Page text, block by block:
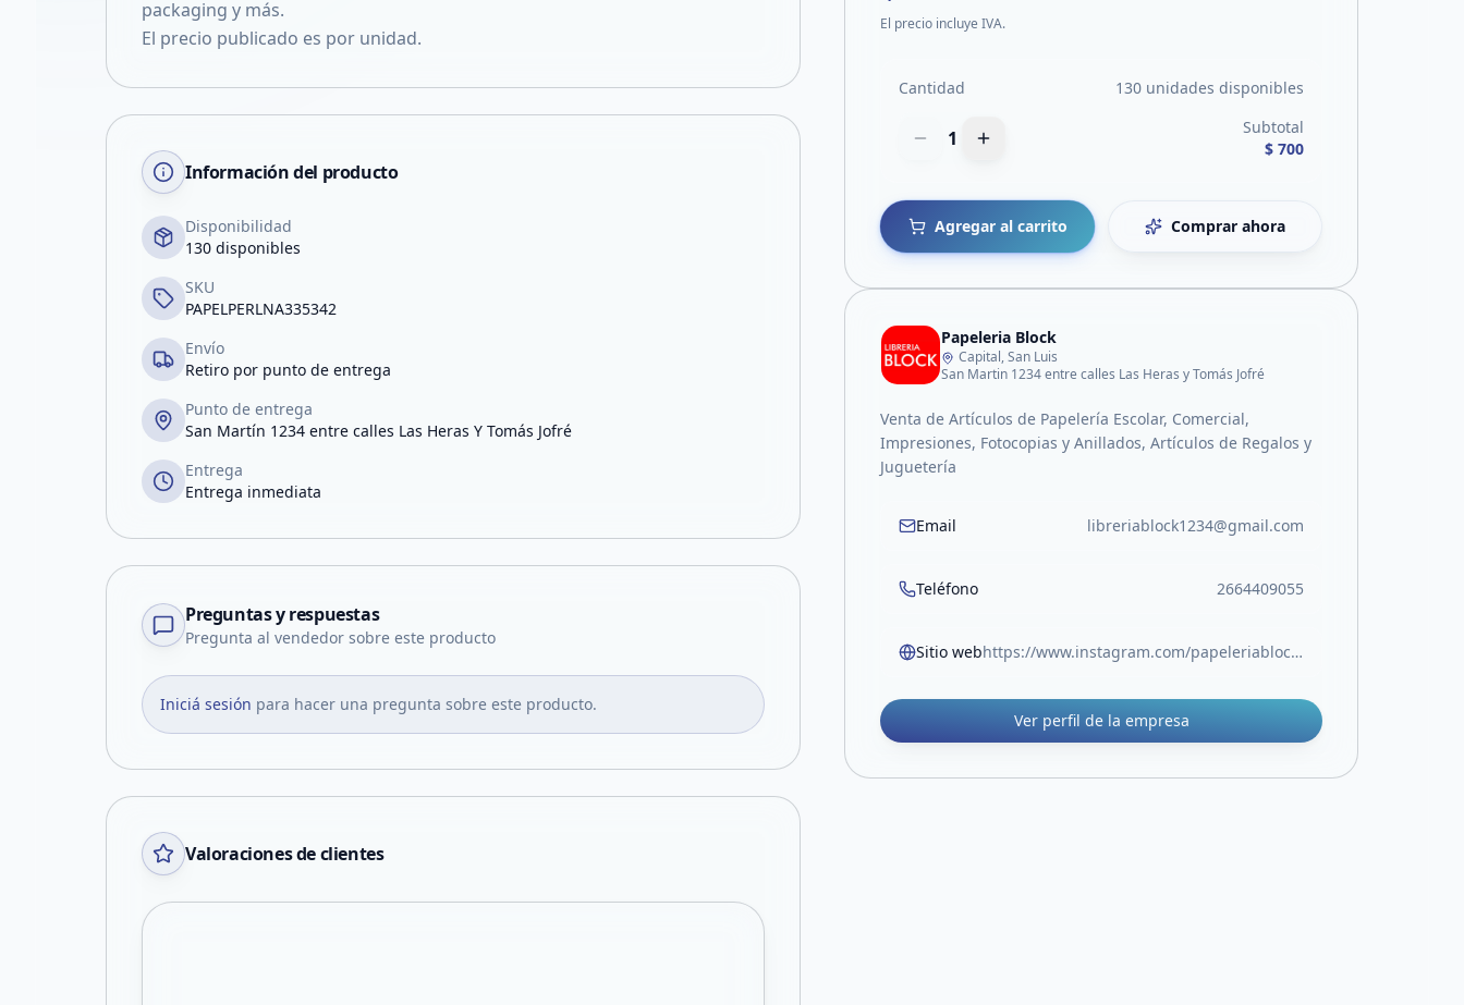
packaging y más.
El precio publicado es por unidad.
Información del producto
Disponibilidad
130 disponibles
SKU
PAPELPERLNA335342
Envío
Retiro por punto de entrega
Punto de entrega
San Martín 1234 entre calles Las Heras Y Tomás Jofré
Entrega
Entrega inmediata
Preguntas y respuestas
Pregunta al vendedor sobre este producto
Iniciá sesión para hacer una pregunta sobre este producto.
Valoraciones de clientes
El precio incluye IVA.
Cantidad 130 unidades disponibles
1
Subtotal
$ 700
Agregar al carrito Comprar ahora
Papeleria Block
Capital, San Luis
San Martin 1234 entre calles Las Heras y Tomás Jofré
Venta de Artículos de Papelería Escolar, Comercial,
Impresiones, Fotocopias y Anillados, Artículos de Regalos y
Juguetería
Email libreriablock1234@gmail.com
Teléfono 2664409055
Sitio web https://www.instagram.com/papeleriablock.sl?igsh=MW05Z3RocjUwOTlvOA%3D%3D
Ver perfil de la empresa